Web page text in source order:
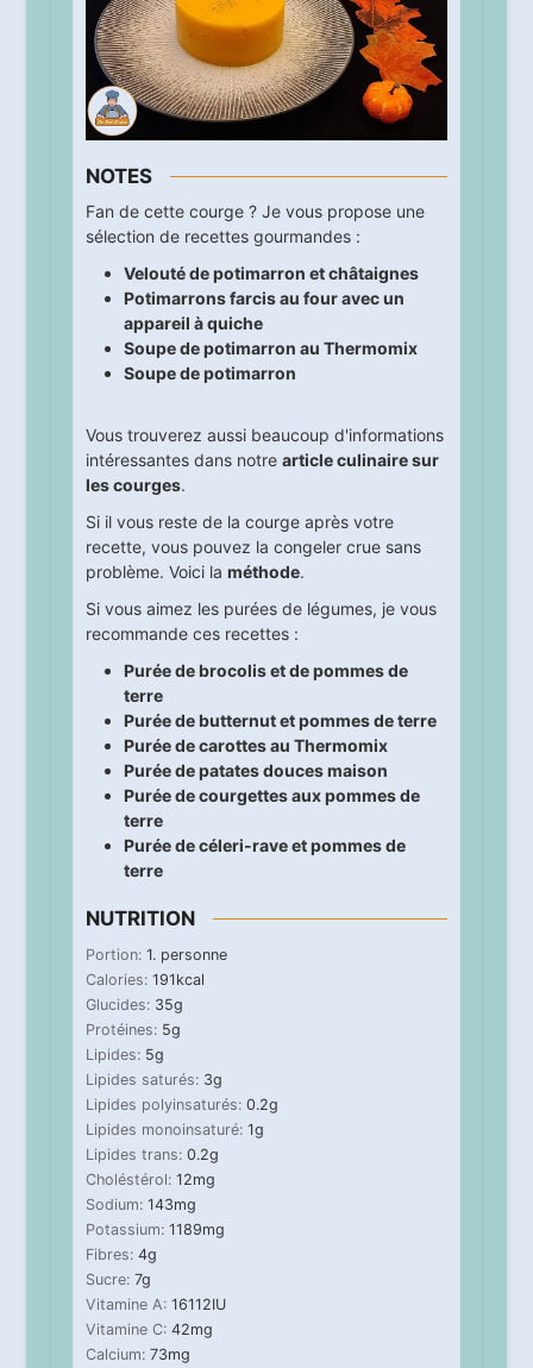
NOTES
Fan de cette courge ? Je vous propose une
sélection de recettes gourmandes :
Velouté de potimarron et châtaignes
Potimarrons farcis au four avec un
appareil à quiche
Soupe de potimarron au Thermomix
Soupe de potimarron
Vous trouverez aussi beaucoup d'informations
intéressantes dans notre article culinaire sur
les courges.
Si il vous reste de la courge après votre
recette, vous pouvez la congeler crue sans
problème. Voici la méthode.
Si vous aimez les purées de légumes, je vous
recommande ces recettes :
Purée de brocolis et de pommes de
terre
Purée de butternut et pommes de terre
Purée de carottes au Thermomix
Purée de patates douces maison
Purée de courgettes aux pommes de
terre
Purée de céleri-rave et pommes de
terre
NUTRITION
Portion: 1. personne
Calories: 191kcal
Glucides: 35g
Protéines: 5g
Lipides: 5g
Lipides saturés: 3g
Lipides polyinsaturés: 0.2g
Lipides monoinsaturé: 1g
Lipides trans: 0.2g
Choléstérol: 12mg
Sodium: 143mg
Potassium: 1189mg
Fibres: 4g
Sucre: 7g
Vitamine A: 16112IU
Vitamine C: 42mg
Calcium: 73mg